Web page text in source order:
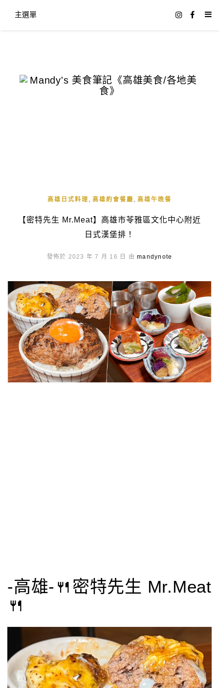
主選單
高雄日式料理 高雄約會餐廳 高雄午晚餐
【密特先生 Mr.Meat】高雄市苓雅區文化中心附近
日式漢堡排！
發佈於 2023 年 7 月 16 日 由mandynote
-高雄-🍴密特先生 Mr.Meat
🍴